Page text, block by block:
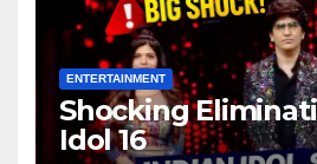
ENTERTAINMENT
Shocking
Idol 16